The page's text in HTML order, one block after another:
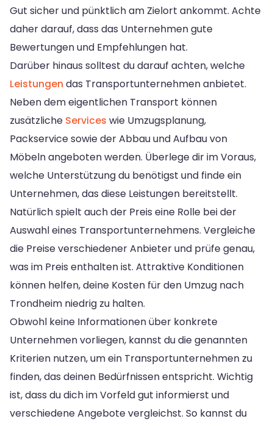
Gut sicher und pünktlich am Zielort ankommt. Achte
daher darauf, dass das Unternehmen gute
Bewertungen und Empfehlungen hat.
Darüber hinaus solltest du darauf achten, welche
Leistungen das Transportunternehmen anbietet.
Neben dem eigentlichen Transport können
zusätzliche Services wie Umzugsplanung,
Packservice sowie der Abbau und Aufbau von
Möbeln angeboten werden. Überlege dir im Voraus,
welche Unterstützung du benötigst und finde ein
Unternehmen, das diese Leistungen bereitstellt.
Natürlich spielt auch der Preis eine Rolle bei der
Auswahl eines Transportunternehmens. Vergleiche
die Preise verschiedener Anbieter und prüfe genau,
was im Preis enthalten ist. Attraktive Konditionen
können helfen, deine Kosten für den Umzug nach
Trondheim niedrig zu halten.
Obwohl keine Informationen über konkrete
Unternehmen vorliegen, kannst du die genannten
Kriterien nutzen, um ein Transportunternehmen zu
finden, das deinen Bedürfnissen entspricht. Wichtig
ist, dass du dich im Vorfeld gut informierst und
verschiedene Angebote vergleichst. So kannst du